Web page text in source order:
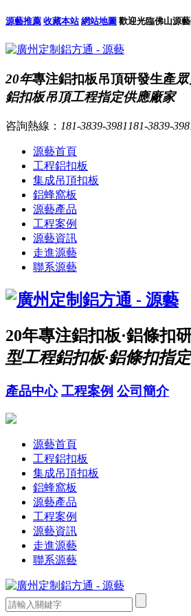
源藝推薦 收藏本站 網站地圖 歡迎光臨佛山源
20年專注鋁扣板吊頂研發生產
鋁扣板吊頂工程指定供應廠家
咨詢熱線： 181-3839-3981 181-3839-
源藝首頁
工程鋁扣板
集成吊頂扣板
鋁蜂窩板
源藝產品
工程案例
源藝資訊
走進源藝
聯系源藝
20年專注鋁扣板·鋁條扣
型工程鋁扣板·鋁條扣指
產品中心 工程案例 公司簡介
源藝首頁
工程鋁扣板
集成吊頂扣板
鋁蜂窩板
源藝產品
工程案例
源藝資訊
走進源藝
聯系源藝